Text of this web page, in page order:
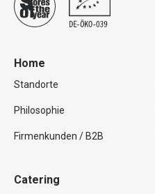
Home
Standorte
Philosophie
Firmenkunden / B2B
Catering